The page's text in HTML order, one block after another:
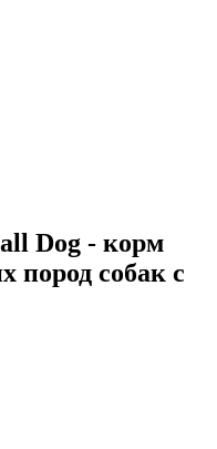
Dog - корм
пород собак с